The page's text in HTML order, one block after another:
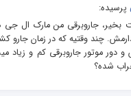
پرسیده:
بخیر، جاروبرقی من مارک ال
چند وقتیه که در زمان جارو
دور موتور جاروبرقی کم و زیاد
شده؟